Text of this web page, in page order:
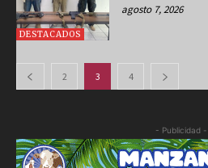
DESTACADOS
agosto 7, 2026
2 3 4
- Publicidad -